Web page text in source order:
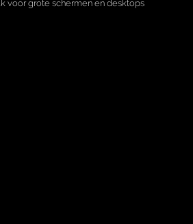
voor grote schermen en desktops